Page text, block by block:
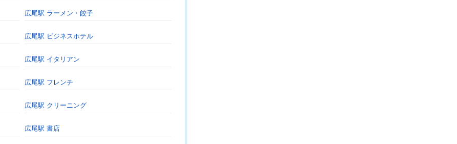
広尾駅 ラーメン・餃子
広尾駅 ビジネスホテル
広尾駅 イタリアン
広尾駅 フレンチ
広尾駅 クリーニング
広尾駅 書店